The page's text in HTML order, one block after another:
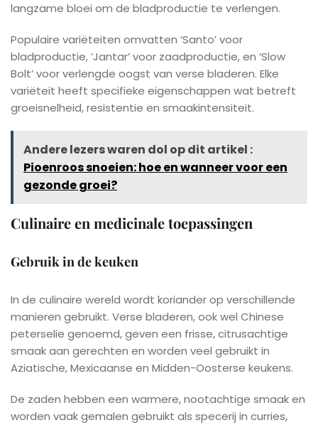
langzame bloei om de bladproductie te verlengen.
Populaire variëteiten omvatten ‘Santo’ voor
bladproductie, ‘Jantar’ voor zaadproductie, en ‘Slow
Bolt’ voor verlengde oogst van verse bladeren. Elke
variëteit heeft specifieke eigenschappen wat betreft
groeisnelheid, resistentie en smaakintensiteit.
Andere lezers waren dol op dit artikel :
Pioenroos snoeien: hoe en wanneer voor een
gezonde groei?
Culinaire en medicinale toepassingen
Gebruik in de keuken
In de culinaire wereld wordt koriander op verschillende
manieren gebruikt. Verse bladeren, ook wel Chinese
peterselie genoemd, geven een frisse, citrusachtige
smaak aan gerechten en worden veel gebruikt in
Aziatische, Mexicaanse en Midden-Oosterse keukens.
De zaden hebben een warmere, nootachtige smaak en
worden vaak gemalen gebruikt als specerij in curries,